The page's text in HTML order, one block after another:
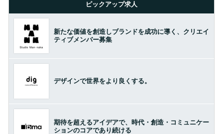
ピックアップ求人
新たな価値を創造しブランドを成功に導く、クリエイ
ティブメンバー募集
デザインで世界をより良くする。
期待を超えるアイデアで、時代・創造・コミュニケー
ションのコアであり続ける